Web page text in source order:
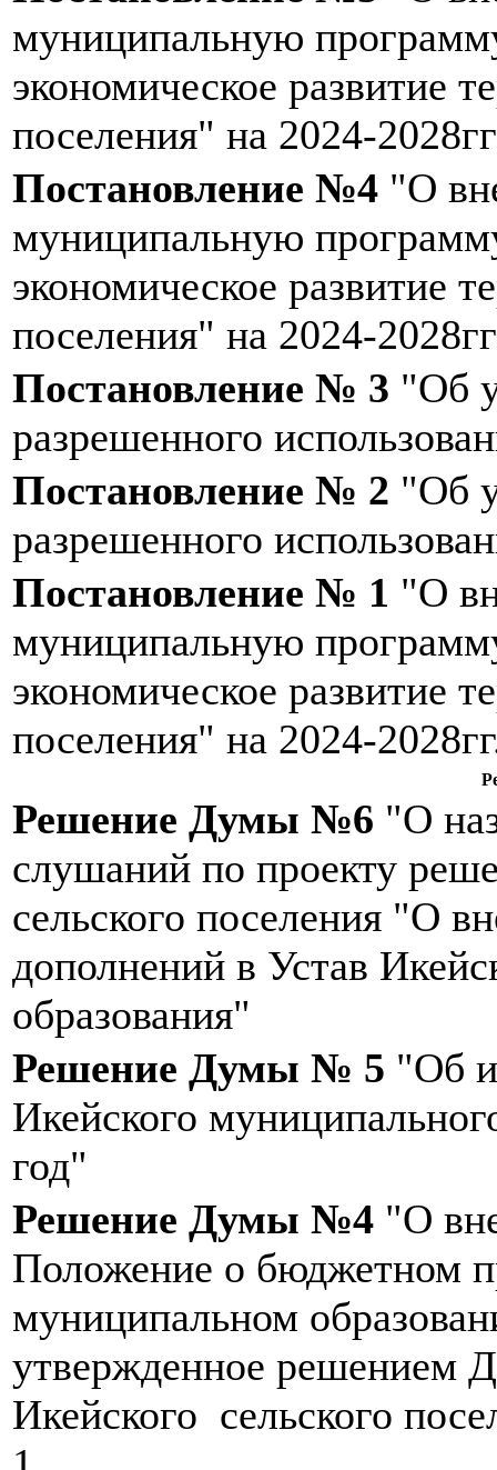
муниципальную
экономическое развитие
поселения" на 2024-
Постановление №4 "О
муниципальную
экономическое развитие
поселения" на 2024-
Постановление № 3 "Об
разрешенного
Постановление № 2 "Об
разрешенного
Постановление № 1 "О
муниципальную
экономическое развитие
поселения" на 2024-
Решение Думы №6 "О
слушаний по проекту
сельского поселения "О
дополнений в Устав
образования"
Решение Думы № 5 "Об
Икейского
год"
Решение Думы №4 "О
Положение о бюджетном
муниципальном
утвержденное решением
Икейского сельского